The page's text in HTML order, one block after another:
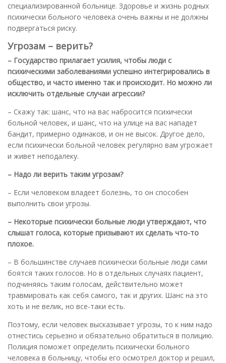
специализированной больнице. Здоровье и жизнь родных
психически больного человека очень важны и не должны
подвергаться риску.
Угрозам – верить?
– Государство прилагает усилия, чтобы люди с
психическими заболеваниями успешно интегрировались в
общество, и часто именно так и происходит. Но можно ли
исключить отдельные случаи агрессии?
– Скажу так: шанс, что на вас набросится психически
больной человек, и шанс, что на улице на вас нападет
бандит, примерно одинаков, и он не высок. Другое дело,
если психически больной человек регулярно вам угрожает
и живет неподалеку.
– Надо ли верить таким угрозам?
– Если человеком владеет болезнь, то он способен
выполнить свои угрозы.
– Некоторые психически больные люди утверждают, что
слышат голоса, которые призывают их сделать что-то
плохое.
– В большинстве случаев психически больные люди сами
боятся таких голосов. Но в отдельных случаях пациент,
подчиняясь таким голосам, действительно может
травмировать как себя самого, так и других. Шанс на это
хоть и не велик, но все-таки есть.
Поэтому, если человек высказывает угрозы, то к ним надо
отнестись серьезно и обязательно обратиться в полицию.
Полиция поможет определить психически больного
человека в больницу, чтобы его осмотрел доктор и решил,